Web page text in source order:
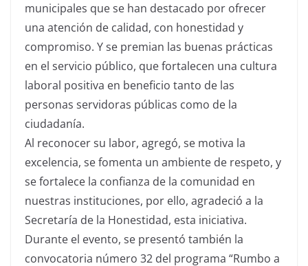
municipales que se han destacado por ofrecer
una atención de calidad, con honestidad y
compromiso. Y se premian las buenas prácticas
en el servicio público, que fortalecen una cultura
laboral positiva en beneficio tanto de las
personas servidoras públicas como de la
ciudadanía.
Al reconocer su labor, agregó, se motiva la
excelencia, se fomenta un ambiente de respeto, y
se fortalece la confianza de la comunidad en
nuestras instituciones, por ello, agradeció a la
Secretaría de la Honestidad, esta iniciativa.
Durante el evento, se presentó también la
convocatoria número 32 del programa “Rumbo a